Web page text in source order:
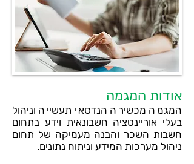
אודות המגמה
המגמה מכשירה הנדסאי תעשייה וניהול
בעלי אוריינטציה חשבונאית וידע בתחום
חשבות השכר והבנה מעמיקה של תחום
ניהול מערכות המידע וניתוח נתונים.